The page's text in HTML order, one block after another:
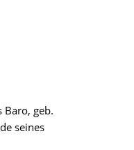
Baro, geb.
seines